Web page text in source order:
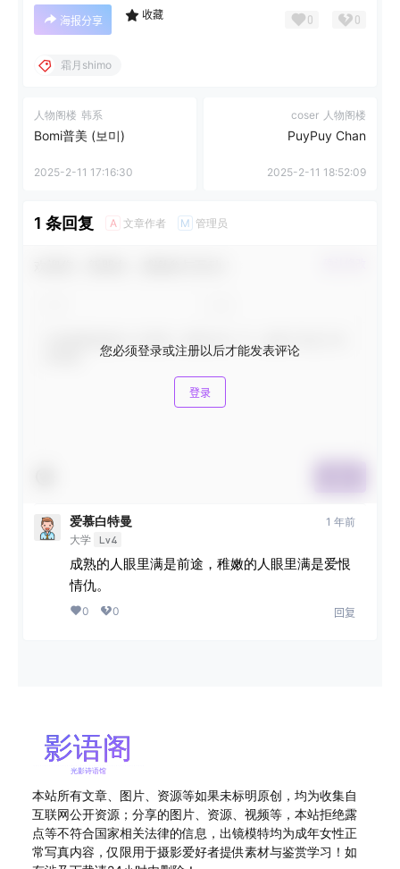
海报分享 收藏 0 0
霜月shimo
人物阁楼 韩系
Bomi普美 (보미)
2025-2-11 17:16:30
coser 人物阁楼
PuyPuy Chan
2025-2-11 18:52:09
1 条回复 A 文章作者 M 管理员
您必须登录或注册以后才能发表评论
登录
爱慕白特曼
大学 Lv4
1 年前
成熟的人眼里满是前途，稚嫩的人眼里满是爱恨
情仇。
0 0 回复
本站所有文章、图片、资源等如果未标明原创，均为收集自
互联网公开资源；分享的图片、资源、视频等，本站拒绝露
点等不符合国家相关法律的信息，出镜模特均为成年女性正
常写真内容，仅限用于摄影爱好者提供素材与鉴赏学习！如